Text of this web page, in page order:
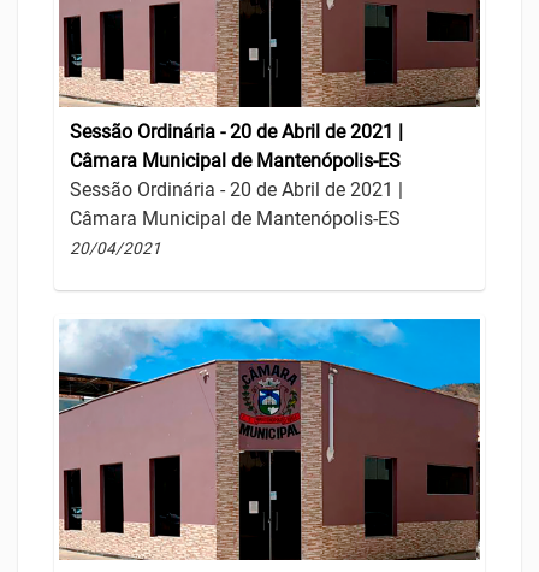
Sessão Ordinária - 20 de Abril de 2021 |
Câmara Municipal de Mantenópolis-ES
Sessão Ordinária - 20 de Abril de 2021 |
Câmara Municipal de Mantenópolis-ES
20/04/2021